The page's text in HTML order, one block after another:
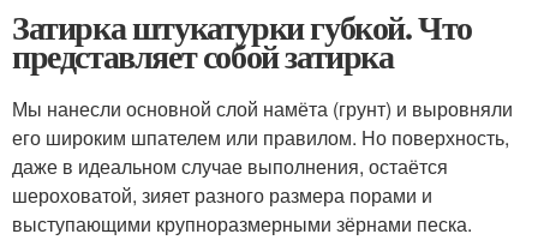
Затирка штукатурки губкой. Что
представляет собой затирка
Мы нанесли основной слой намёта (грунт) и выровняли
его широким шпателем или правилом. Но поверхность,
даже в идеальном случае выполнения, остаётся
шероховатой, зияет разного размера порами и
выступающими крупноразмерными зёрнами песка.